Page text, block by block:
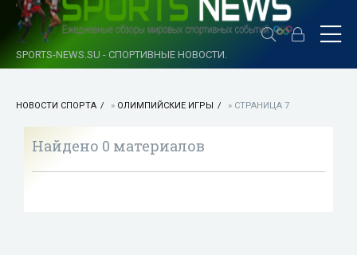
SPORTS-NEWS.SU - СПОРТИВНЫЕ НОВОСТИ.
НОВОСТИ СПОРТА » ОЛИМПИЙСКИЕ ИГРЫ » СТРАНИЦА 7
Найдено 0 материалов